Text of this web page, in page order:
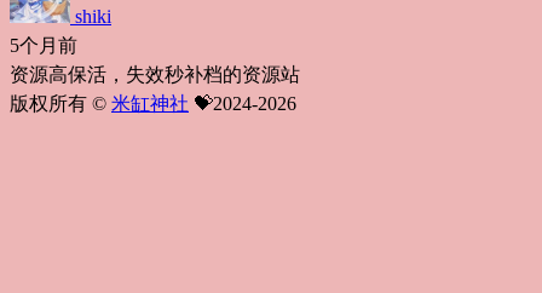
shiki
5个月前
资源高保活，失效秒补档的资源站
版权所有 © 米缸神社 💝2024-2026